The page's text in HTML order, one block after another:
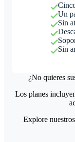
Un
Sin
Sin
¿No quieres
Los planes
Explore